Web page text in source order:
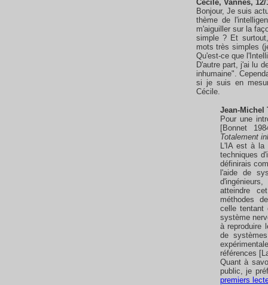
Cécile, Vannes, 12/
Bonjour, Je suis
thème de
m'aiguiller sur la
simple ? Et
mots très simples
Qu'est-ce que
D'autre part, j'ai lu
inhumaine".
si je suis en
Cécile.
Jean-Michel
Pour une
[Bonnet
Totalement
L'IA est à la
techniques
définirais
l'aide de
atteindre
méthodes
celle tentant
système
à reproduire
de
références
Quant à
public, je
premiers